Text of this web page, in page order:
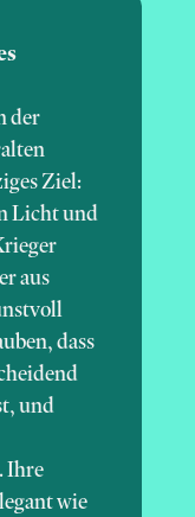
der
Ziel:
Licht und
aus
dass
und
Ihre
wie